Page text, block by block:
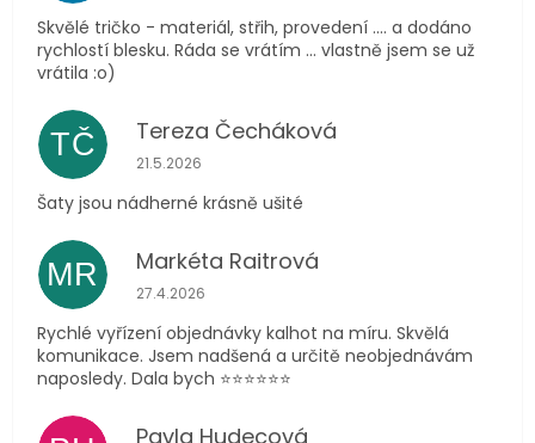
Skvělé tričko - materiál, střih, provedení .... a dodáno
rychlostí blesku. Ráda se vrátím ... vlastně jsem se už
vrátila :o)
TČ Tereza Čecháková
Hodnocení obchodu je 5 z 5 hvězdiček.
21.5.2026
Šaty jsou nádherné krásně ušité
MR Markéta Raitrová
Hodnocení obchodu je 5 z 5 hvězdiček.
27.4.2026
Rychlé vyřízení objednávky kalhot na míru. Skvělá
komunikace. Jsem nadšená a určitě neobjednávám
naposledy. Dala bych ⭐️⭐️⭐️⭐️⭐️⭐️
Pavla Hudecová